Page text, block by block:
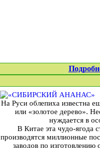
На Руси облепиха известна
или «золотое дерево».
нуждается в
В Китае эта чудо-ягода
производятся миллионные
заводов по изготовлению